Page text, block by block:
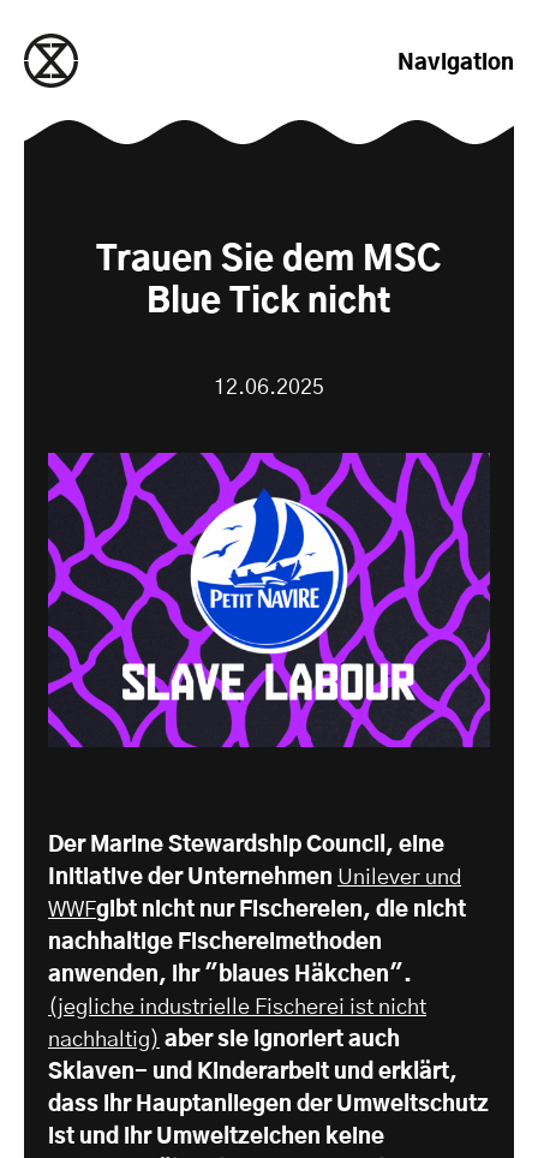
Navigation
Trauen Sie dem MSC
Blue Tick nicht
12.06.2025
Der Marine Stewardship Council, eine
Initiative der Unternehmen Unilever und
WWFgibt nicht nur Fischereien, die nicht
nachhaltige Fischereimethoden
anwenden, ihr "blaues Häkchen".
(jegliche industrielle Fischerei ist nicht
nachhaltig) aber sie ignoriert auch
Sklaven- und Kinderarbeit und erklärt,
dass ihr Hauptanliegen der Umweltschutz
ist und ihr Umweltzeichen keine